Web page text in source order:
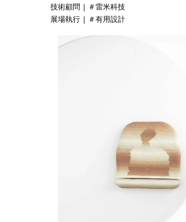
技術顧問 | ＃雷米科技
展場執行 | ＃有用設計